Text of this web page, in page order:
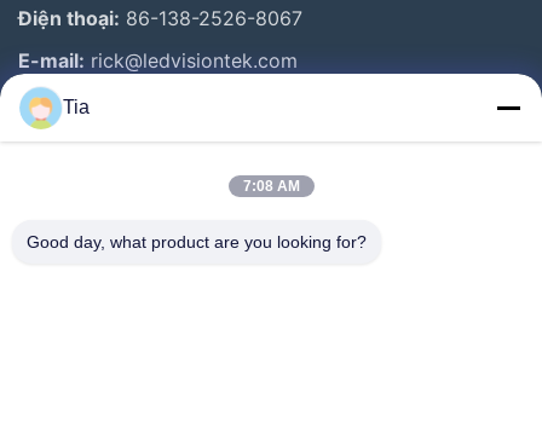
Điện thoại: 86-138-2526-8067
E-mail: rick@ledvisiontek.com
Liên Kết Nhanh
Các Sản Phẩm
Tia
7:08 AM
Good day, what product are you looking for?